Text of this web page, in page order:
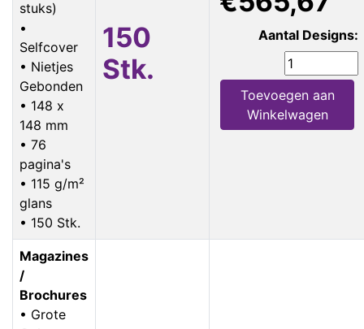
stuks)
•
Selfcover
• Nietjes
Gebonden
• 148 x
148 mm
• 76
pagina's
• 115 g/m²
glans
• 150 Stk.
150
Stk.
Aantal Designs:
Toevoegen aan
Winkelwagen
Magazines
/
Brochures
• Grote